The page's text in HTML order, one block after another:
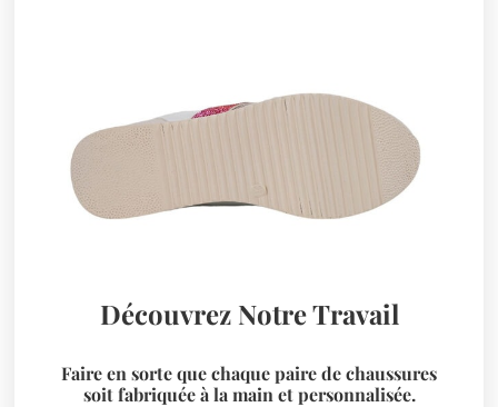
Découvrez Notre Travail
Faire en sorte que chaque paire de chaussures
soit fabriquée à la main et personnalisée.